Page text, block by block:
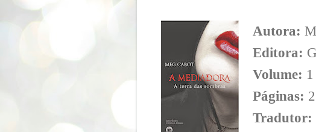
Autora:
Editora:
Volume:
Páginas:
Tradutor: